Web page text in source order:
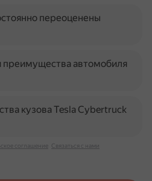
переоценены
преимущества автомобиля
кузова Tesla Cybertruck
соглашение Связаться с нами